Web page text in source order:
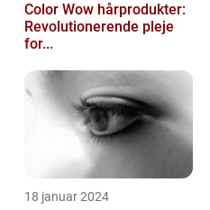
Color Wow hårprodukter:
Revolutionerende pleje
for...
18 januar 2024